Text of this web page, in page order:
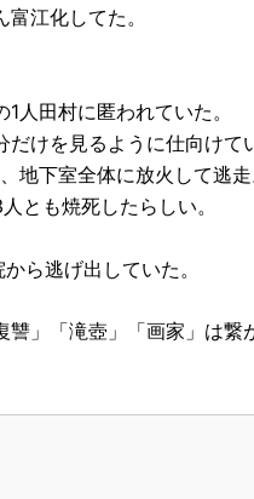
江化してた。
人田村に匿われていた。
けを見るように仕向けて
地下室全体に放火して逃走
とも焼死したらしい。
ら逃げ出していた。
」「滝壺」「画家」は繋